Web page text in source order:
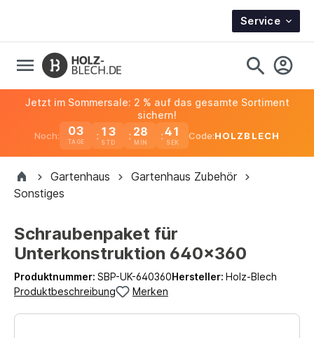
Service
Noch: 03
TAGE
13 28 40
Jetzt im Sommersale: 2 % auf das gesamte Sortiment
sichern!
Code:HOLZBLECH
Gartenhaus
Gartenhaus Zubehör
Sonstiges
Schraubenpaket für
Unterkonstruktion 640x360
Produktnummer: SBP-UK-640360Hersteller: Holz-Blech
Produktbeschreibung
Merken